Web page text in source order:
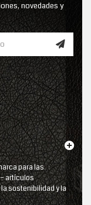
novedades y
para las
artículos
sostenibilidad y la